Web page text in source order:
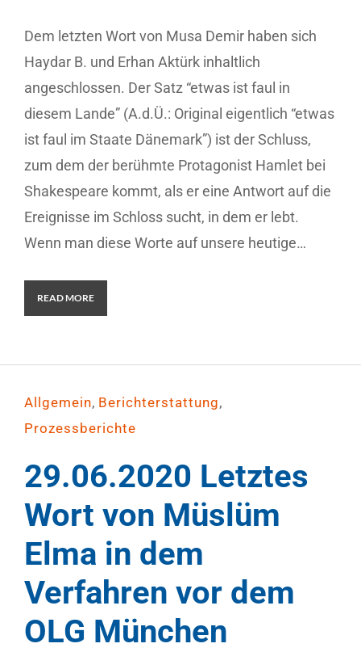
Dem letzten Wort von Musa Demir haben sich
Haydar B. und Erhan Aktürk inhaltlich
angeschlossen. Der Satz “etwas ist faul in
diesem Lande” (A.d.Ü.: Original eigentlich “etwas
ist faul im Staate Dänemark”) ist der Schluss,
zum dem der berühmte Protagonist Hamlet bei
Shakespeare kommt, als er eine Antwort auf die
Ereignisse im Schloss sucht, in dem er lebt.
Wenn man diese Worte auf unsere heutige…
READ MORE
Allgemein, Berichterstattung,
Prozessberichte
29.06.2020 Letztes
Wort von Müslüm
Elma in dem
Verfahren vor dem
OLG München